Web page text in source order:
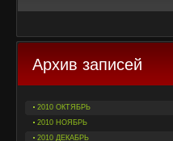
Архив записей
2010 ОКТЯБРЬ
2010 НОЯБРЬ
2010 ДЕКАБРЬ